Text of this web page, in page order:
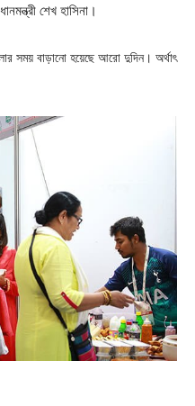
শেখ হাসিনা।
সময় বাড়ানো হয়েছে আরো দুদিন। অর্থাৎ